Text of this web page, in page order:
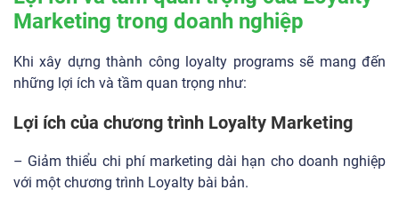
Marketing trong doanh nghiệp
Khi xây dựng thành công loyalty programs sẽ mang đến
những lợi ích và tầm quan trọng như:
Lợi ích của chương trình Loyalty Marketing
– Giảm thiểu chi phí marketing dài hạn cho doanh nghiệp
với một chương trình Loyalty bài bản.